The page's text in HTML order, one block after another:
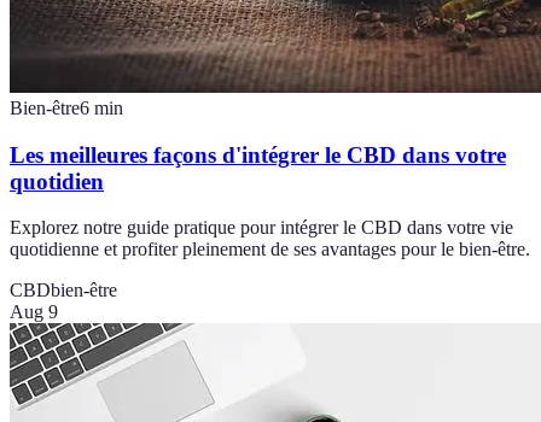
Bien-être6 min
Les meilleures façons d'intégrer le CBD dans votre
quotidien
Explorez notre guide pratique pour intégrer le CBD dans votre vie
quotidienne et profiter pleinement de ses avantages pour le bien-être.
CBDbien-être
Aug 9